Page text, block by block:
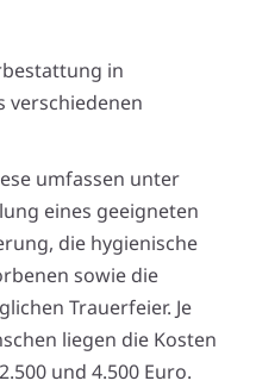
in
verschiedenen
umfassen unter
eines geeigneten
die hygienische
sowie die
Trauerfeier. Je
liegen die Kosten
und 4.500 Euro.